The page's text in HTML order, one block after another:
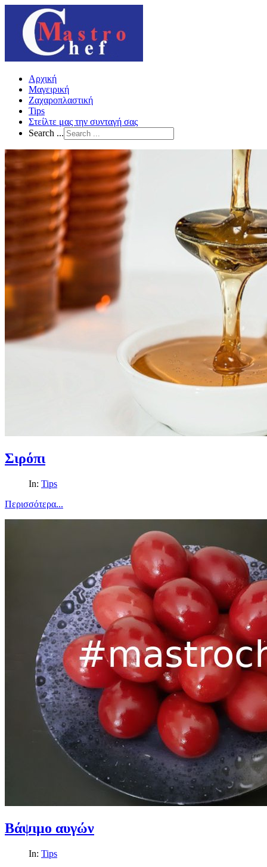
Αρχική
Μαγειρική
Ζαχαροπλαστική
Tips
Στείλτε μας την συνταγή σας
Search ...
Σιρόπι
In: Tips
Περισσότερα...
Βάψιμο αυγών
In: Tips